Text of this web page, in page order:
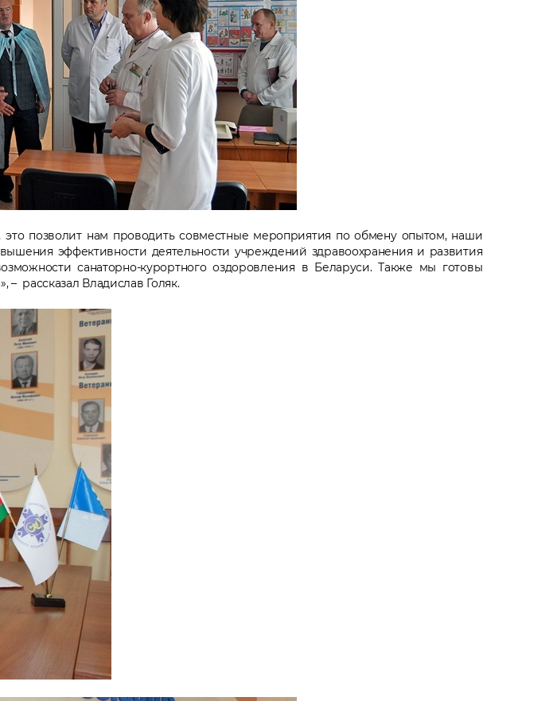
позволит нам проводить совместные мероприятия по обмену опытом, наши
эффективности деятельности учреждений здравоохранения и развития
санаторно-курортного оздоровления в Беларуси. Также мы готовы
рассказал Владислав Голяк.